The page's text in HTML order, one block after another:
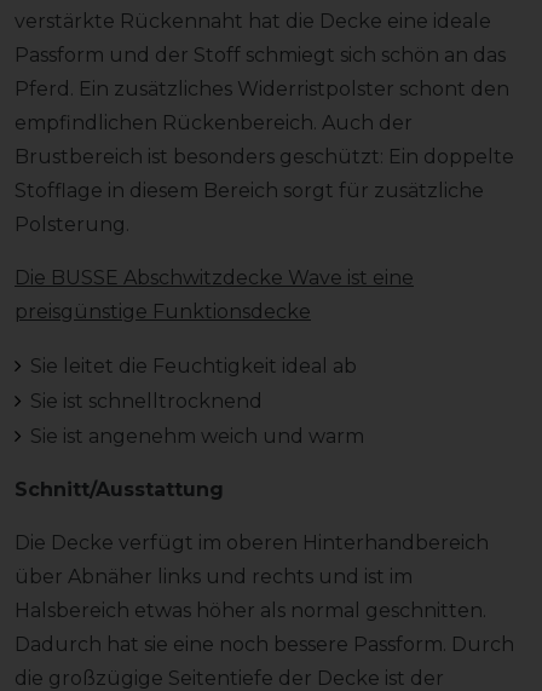
verstärkte Rückennaht hat die Decke eine ideale
Passform und der Stoff schmiegt sich schön an das
Pferd. Ein zusätzliches Widerristpolster schont den
empfindlichen Rückenbereich. Auch der
Brustbereich ist besonders geschützt: Ein doppelte
Stofflage in diesem Bereich sorgt für zusätzliche
Polsterung.
Die BUSSE Abschwitzdecke Wave ist eine
preisgünstige Funktionsdecke
Sie leitet die Feuchtigkeit ideal ab
Sie ist schnelltrocknend
Sie ist angenehm weich und warm
Schnitt/Ausstattung
Die Decke verfügt im oberen Hinterhandbereich
über Abnäher links und rechts und ist im
Halsbereich etwas höher als normal geschnitten.
Dadurch hat sie eine noch bessere Passform. Durch
die großzügige Seitentiefe der Decke ist der